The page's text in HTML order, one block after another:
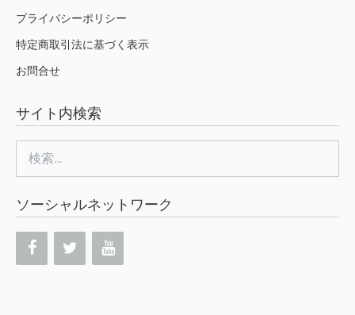
プライバシーポリシー
特定商取引法に基づく表示
お問合せ
サイト内検索
索:
ソーシャルネットワーク